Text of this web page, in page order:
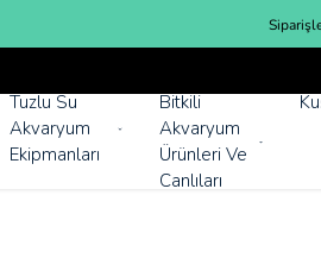
Tuzlu Su
Akvaryum
Ekipmanları
Bitkili
Akvaryum
Ürünleri Ve
Canlıları